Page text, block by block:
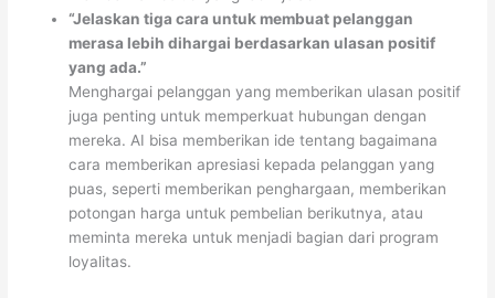
“Jelaskan tiga cara untuk membuat pelanggan
merasa lebih dihargai berdasarkan ulasan positif
yang ada.”
Menghargai pelanggan yang memberikan ulasan positif
juga penting untuk memperkuat hubungan dengan
mereka. AI bisa memberikan ide tentang bagaimana
cara memberikan apresiasi kepada pelanggan yang
puas, seperti memberikan penghargaan, memberikan
potongan harga untuk pembelian berikutnya, atau
meminta mereka untuk menjadi bagian dari program
loyalitas.